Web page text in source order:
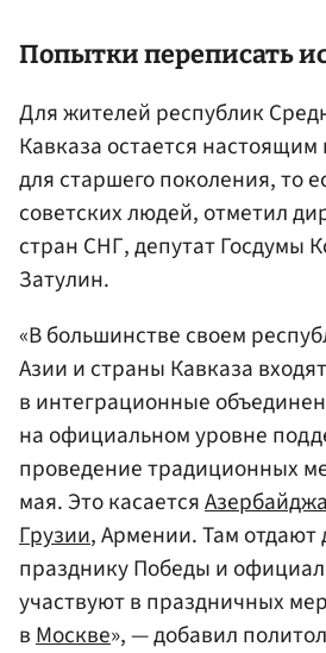
Попытки переписать
Для жителей республик
Кавказа остается
для старшего поколения, то
советских людей, отметил
стран СНГ, депутат Госдумы
Затулин.
«В большинстве своем
Азии и страны Кавказа
в интеграционные
на официальном уровне
проведение традиционных
мая. Это касается
Грузии, Армении. Там отдают
празднику Победы и
участвуют в праздничных
вМоскве», — добавил